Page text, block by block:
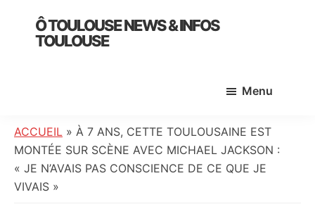
primary
Ô TOULOUSE NEWS & INFOS
TOULOUSE
:
info
locale,
société,
Menu
ACCUEIL » À 7 ANS, CETTE TOULOUSAINE EST
MONTÉE SUR SCÈNE AVEC MICHAEL JACKSON :
« JE N’AVAIS PAS CONSCIENCE DE CE QUE JE
VIVAIS »